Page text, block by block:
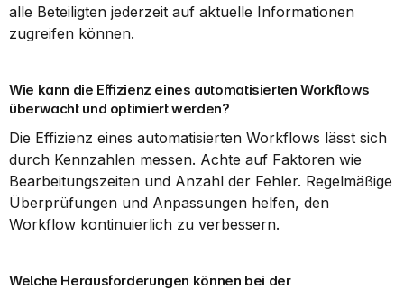
alle Beteiligten jederzeit auf aktuelle Informationen
zugreifen können.
Wie kann die Effizienz eines automatisierten Workflows
überwacht und optimiert werden?
Die Effizienz eines automatisierten Workflows lässt sich
durch Kennzahlen messen. Achte auf Faktoren wie
Bearbeitungszeiten und Anzahl der Fehler. Regelmäßige
Überprüfungen und Anpassungen helfen, den
Workflow kontinuierlich zu verbessern.
Welche Herausforderungen können bei der